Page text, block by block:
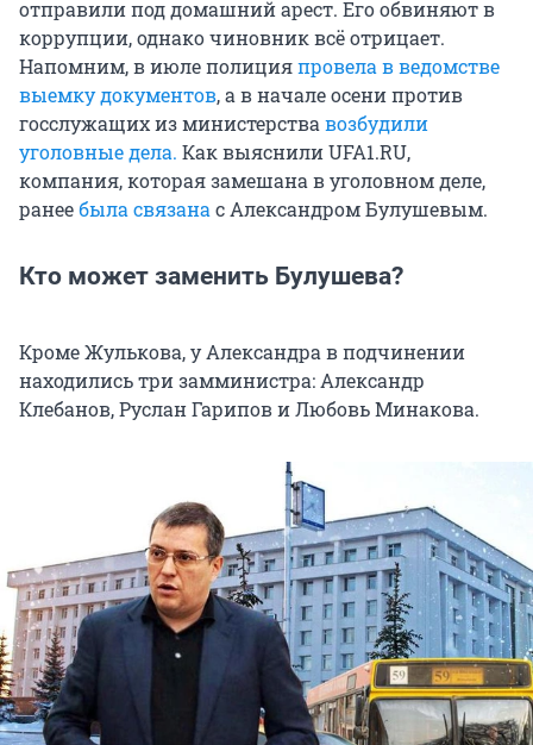
отправили под домашний арест. Его обвиняют в
коррупции, однако чиновник всё отрицает.
Напомним, в июле полицияпровела в ведомстве
выемку документов, а в начале осени против
госслужащих из министерства возбудили
уголовные дела. Как выяснили UFA1.RU,
компания, которая замешана в уголовном деле,
ранеебыла связана с Александром Булушевым.
Кто может заменить Булушева?
Кроме Жулькова, у Александра в подчинении
находились три замминистра: Александр
Клебанов, Руслан Гарипов и Любовь Минакова.